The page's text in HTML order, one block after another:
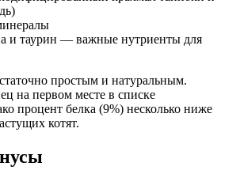
4.5
1
3
и таурин — важные нутриенты для
простым и натуральным.
на первом месте в списке
процент белка (9%) несколько ниже
котят.